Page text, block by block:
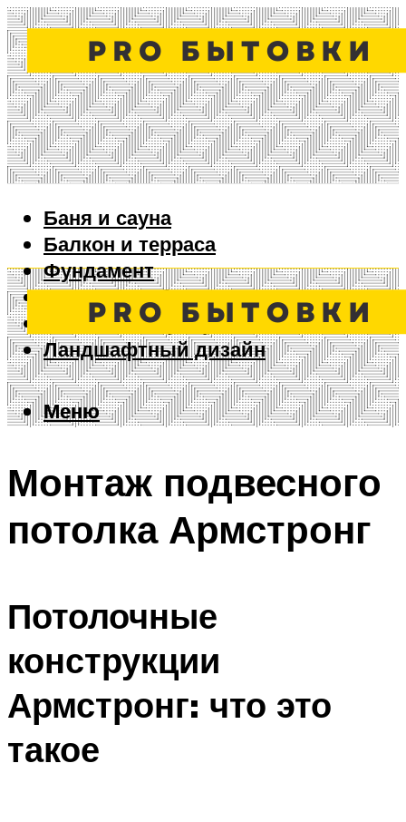
Баня и сауна
Балкон и терраса
Фундамент
Ворота и забор
Дизайн интерьера
Ландшафтный дизайн
Меню
Меню
Монтаж подвесного
потолка Армстронг
Потолочные
конструкции
Армстронг: что это
такое